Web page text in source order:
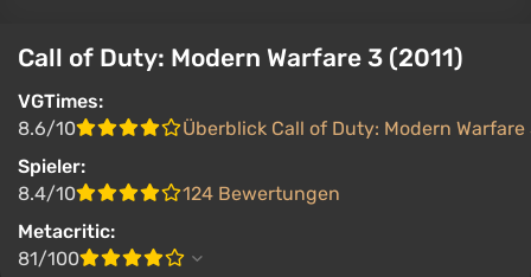
Call of Duty: Modern Warfare 3 (2011)
VGTimes:
8.6/10
Überblick Call of Duty: Modern Warfare
Spieler:
8.4/10
124 Bewertungen
Metacritic:
81/100